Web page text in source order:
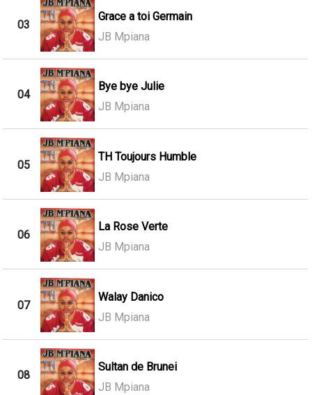
03
Grace a toi Germain
JB Mpiana
04
Bye bye Julie
JB Mpiana
05
TH Toujours Humble
JB Mpiana
06
La Rose Verte
JB Mpiana
07
Walay Danico
JB Mpiana
08
Sultan de Brunei
JB Mpiana